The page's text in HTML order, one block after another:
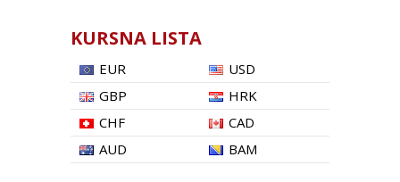
KURSNA LISTA
EUR
USD
GBP
HRK
CHF
CAD
AUD
BAM